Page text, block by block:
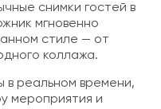
снимки гостей в
мгновенно
стиле — от
коллажа.
реальном времени,
мероприятия и